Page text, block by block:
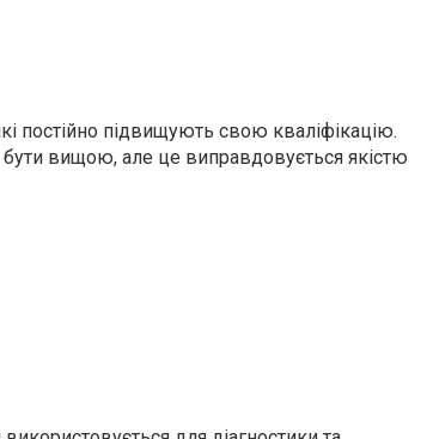
постійно підвищують свою кваліфікацію.
бути вищою, але це виправдовується якістю